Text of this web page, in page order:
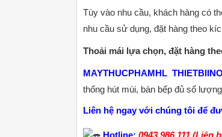
Tùy vào nhu cầu, khách hàng có
nhu cầu sử dụng, đặt hàng theo
Thoải mái lựa chọn, đặt hàng
MAYTHUCPHAMHL
thống hút mùi, bàn bếp đủ số
Liên hệ ngay với chúng tôi để